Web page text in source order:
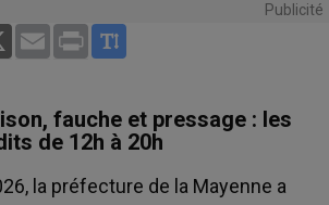
Publicité
X Email Print
fauche et pressage : les
de 12h à 20h
la préfecture de la Mayenne a